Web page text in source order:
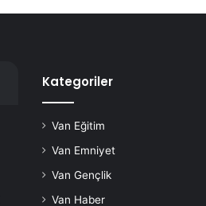
Kategoriler
Van Eğitim
Van Emniyet
Van Gençlik
Van Haber